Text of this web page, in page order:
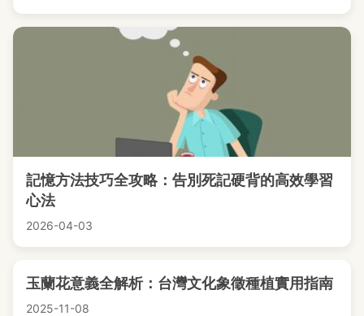
記憶方法技巧全攻略：告別死記硬背的高效學習
心法
2026-04-03
玉蘭花意義全解析：台灣文化象徵種植實用指南
2025-11-08